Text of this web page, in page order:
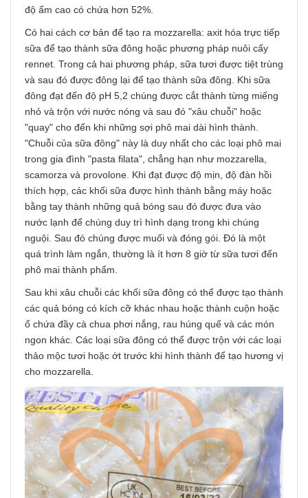
độ ẩm cao có chứa hơn 52%.
Có hai cách cơ bản để tạo ra mozzarella: axit hóa trực tiếp
sữa để tạo thành sữa đông hoặc phương pháp nuôi cấy
rennet. Trong cả hai phương pháp, sữa tươi được tiệt trùng
và sau đó được đông lại để tạo thành sữa đông. Khi sữa
đông đạt đến độ pH 5,2 chúng được cắt thành từng miếng
nhỏ và trộn với nước nóng và sau đó "xâu chuỗi" hoặc
"quay" cho đến khi những sợi phô mai dài hình thành.
"Chuỗi của sữa đông" này là duy nhất cho các loại phô mai
trong gia đình "pasta filata", chẳng hạn như mozzarella,
scamorza và provolone. Khi đạt được độ mịn, độ đàn hồi
thích hợp, các khối sữa được hình thành bằng máy hoặc
bằng tay thành những quả bóng sau đó được đưa vào
nước lạnh để chúng duy trì hình dạng trong khi chúng
nguội. Sau đó chúng được muối và đóng gói. Đó là một
quá trình làm ngắn, thường là ít hơn 8 giờ từ sữa tươi đến
phô mai thành phẩm.
Sau khi xâu chuỗi các khối sữa đông có thể được tạo thành
các quả bóng có kích cỡ khác nhau hoặc thành cuộn hoặc
ổ chứa đầy cà chua phơi nắng, rau húng quế và các món
ngon khác. Các loại sữa đông có thể được trộn với các loại
thảo mộc tươi hoặc ớt trước khi hình thành để tạo hương vị
cho mozzarella.